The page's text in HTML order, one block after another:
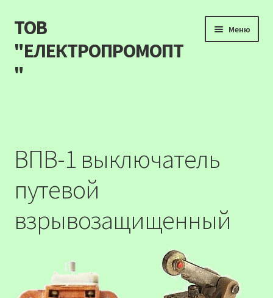
Перейти
до
навігації
Перейти
до
вмісту
ТОВ
"ЕЛЕКТРОПРОМОПТ
"
Меню
Прайс
Контакти
Про компанію
Карта сайту
ВПВ-1 выключатель
путевой
взрывозащищенный